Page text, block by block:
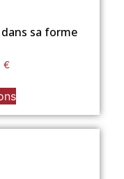
dans sa forme
€